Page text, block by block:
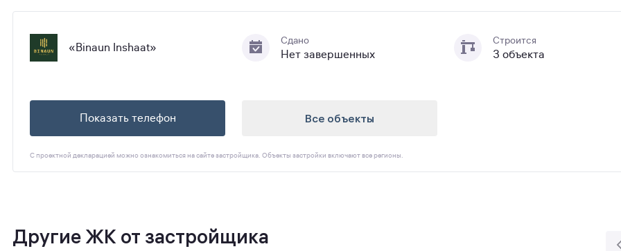
«Binaun Inshaat»
Сдано
Нет завершенных
Строится
3 объекта
Показать телефон Все объекты
С проектной декларацией можно ознакомиться на сайте застройщика. Объекты застройки включают все регионы.
Другие ЖК от застройщика